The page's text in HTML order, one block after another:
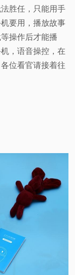
胜任，只能用手
要用，播放故事
操作后才能播
，语音操控，在
位看官请接着往